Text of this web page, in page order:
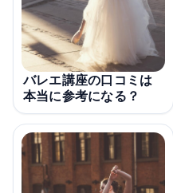
バレエ講座の口コミは
本当に参考になる？